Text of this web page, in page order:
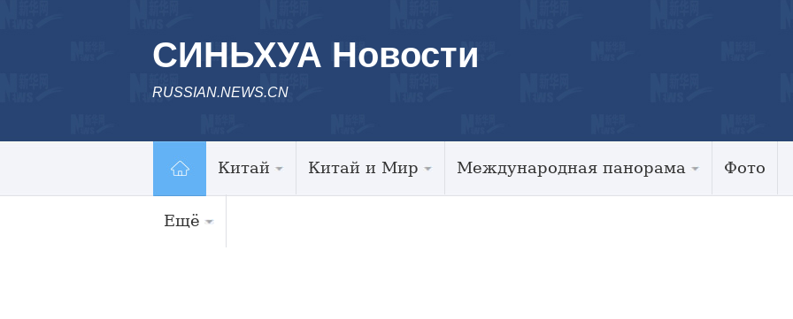
СИНЬХУА Новости
RUSSIAN.NEWS.CN
Китай Китай и Мир Международная панорама Фото
Ещё